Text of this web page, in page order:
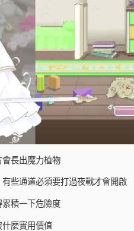
長出魔力植物
些通道必須要打過夜戰才會開啟
積一下危險度
麼實用價值